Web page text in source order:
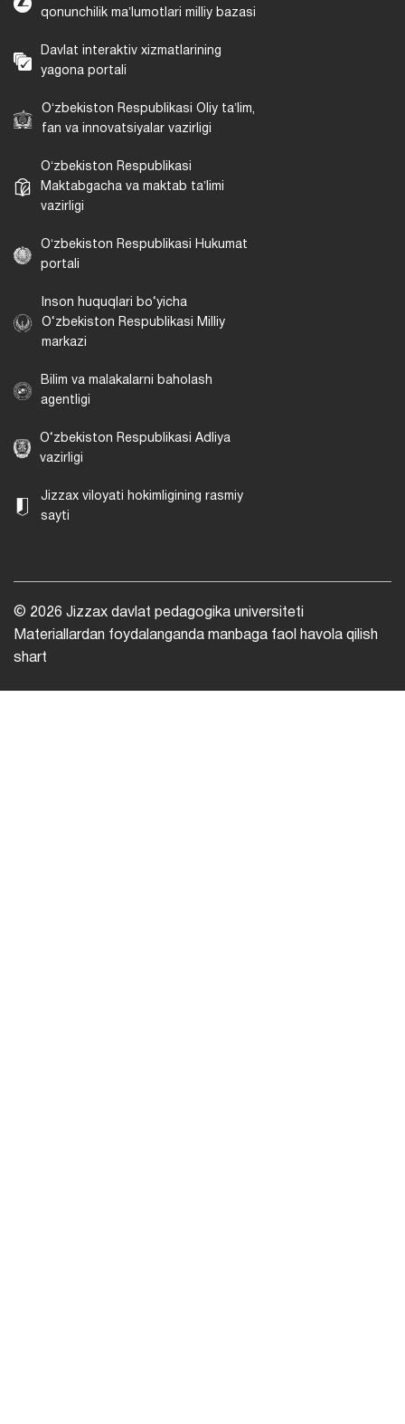
qonunchilik maʼlumotlari milliy bazasi
Davlat interaktiv xizmatlarining
yagona portali
Oʻzbekiston Respublikasi Oliy taʼlim,
fan va innovatsiyalar vazirligi
Oʻzbekiston Respublikasi
Maktabgacha va maktab taʼlimi
vazirligi
Oʻzbekiston Respublikasi Hukumat
portali
Inson huquqlari bo‘yicha
O‘zbekiston Respublikasi Milliy
markazi
Bilim va malakalarni baholash
agentligi
O‘zbekiston Respublikasi Adliya
vazirligi
Jizzax viloyati hokimligining rasmiy
sayti
© 2026 Jizzax davlat pedagogika universiteti
Materiallardan foydalanganda manbaga faol havola qilish
shart